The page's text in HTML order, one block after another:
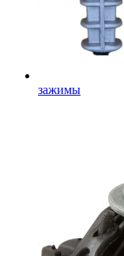
зажимы